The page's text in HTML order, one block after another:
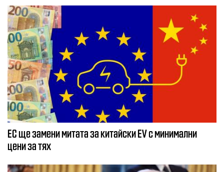
EС ще замени митата за китайски EV с минимални
цени за тях